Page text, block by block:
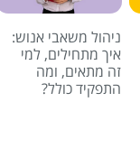
ניהול משאבי אנוש:
איך מתחילים, למי
זה מתאים, ומה
התפקיד כולל?